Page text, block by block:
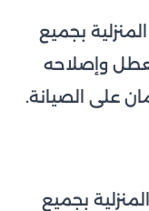
المنزلية بجميع
وإصلاحه
على الصيانة.
المنزلية بجميع